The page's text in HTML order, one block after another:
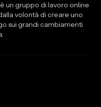
un gruppo di lavoro online
volontà di creare uno
sui grandi cambiamenti